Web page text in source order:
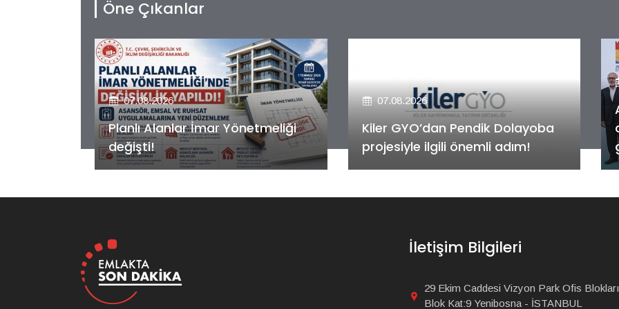
Öne Çıkanlar
07.08.2026
Kiler GYO’dan Pendik Dolayoba
projesiyle ilgili önemli adım!
07.08.2026
Alya Merkezefendi Konutları'nın
anahtar teslim töreni
gerçekleştirildi!
İletişim Bilgileri
29 Ekim Caddesi Vizyon Park Ofis
Blok Kat:9 Yenibosna - İSTANBUL